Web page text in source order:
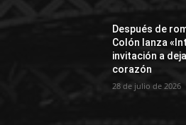
Después de
Colón lanza
invitación a
corazón
28 de julio de 2026